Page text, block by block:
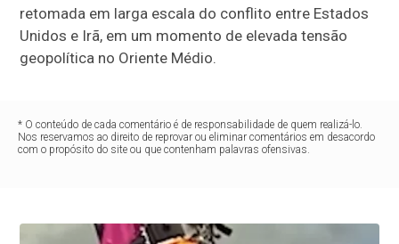
retomada em larga escala do conflito entre Estados
Unidos e Irã, em um momento de elevada tensão
geopolítica no Oriente Médio.
* O conteúdo de cada comentário é de responsabilidade de quem realizá-lo.
Nos reservamos ao direito de reprovar ou eliminar comentários em desacordo
com o propósito do site ou que contenham palavras ofensivas.